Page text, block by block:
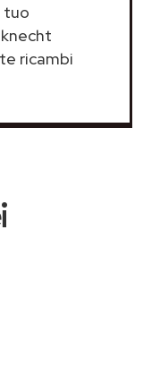
tuo
ricambi